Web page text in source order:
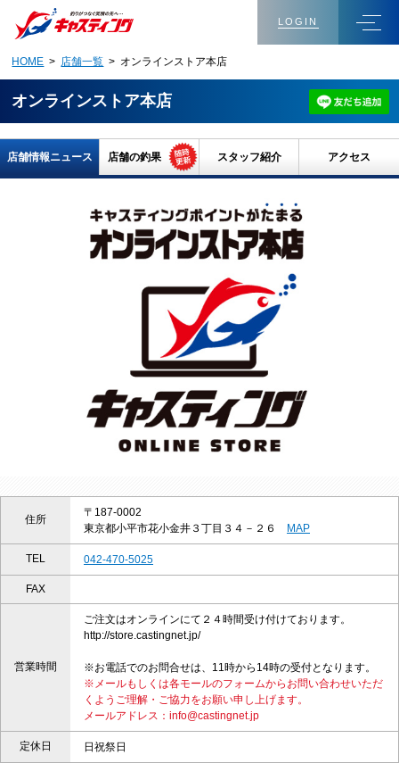
LOGIN
HOME > 店舗一覧 > オンラインストア本店
オンラインストア本店
店舗情報ニュース 店舗の釣果 スタッフ紹介 アクセス
住所
〒187-0002
東京都小平市花小金井３丁目３４－２６
MAP
TEL 042-470-5025
FAX
営業時間
ご注文はオンラインにて２４時間受け付けております。
http://store.castingnet.jp/
※お電話でのお問合せは、11時から14時の受付となります。
※メールもしくは各モールのフォームからお問い合わせいただ
くようご理解・ご協力をお願い申し上げます。
メールアドレス：info@castingnet.jp
定休日 日祝祭日